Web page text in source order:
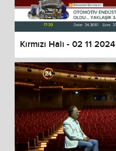
Kırmızı Halı - 02 11 2024